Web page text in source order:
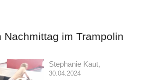
Nachmittag im Trampolin
Stephanie Kaut,
30.04.2024